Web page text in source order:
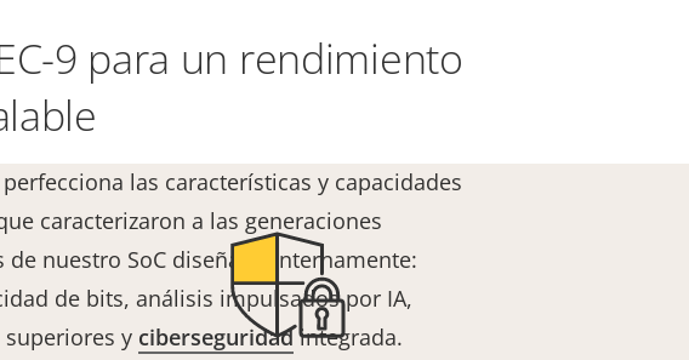
9 para un rendimiento
perfecciona las características y capacidades
caracterizaron a las generaciones
de nuestro SoC diseñado internamente:
de bits, análisis impulsados por IA,
superiores y ciberseguridadintegrada.